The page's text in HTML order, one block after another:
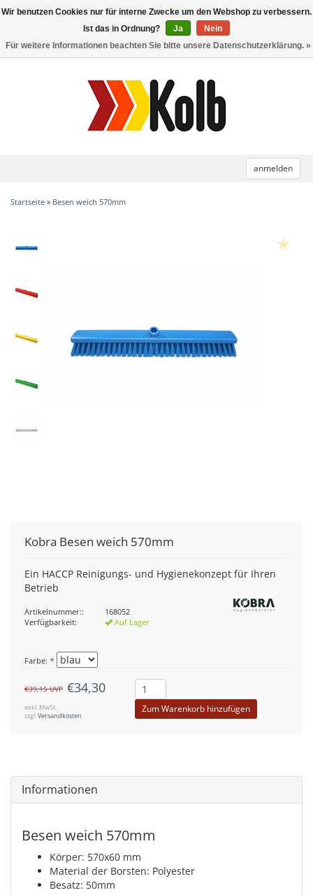
anmelden
Toggle
Startseite » Besen weich 570mm
Kobra Besen weich 570mm
Ein HACCP Reinigungs- und Hygienekonzept für Ihren
Betrieb
Artikelnummer::
168052
Verfügbarkeit:
Auf Lager
Farbe: *
€39,15UVP €34,30
exkl. MwSt.
zzgl.Versandkosten
Zum Warenkorb hinzufügen
Informationen
Besen weich 570mm
Körper: 570x60 mm
Material der Borsten: Polyester
Besatz: 50mm
Wir benutzen Cookies nur für interne Zwecke um den Webshop zu verbessern.
Ist das in Ordnung?
Ja
Nein
Für weitere Informationen beachten Sie bitte unsere Datenschutzerklärung. »